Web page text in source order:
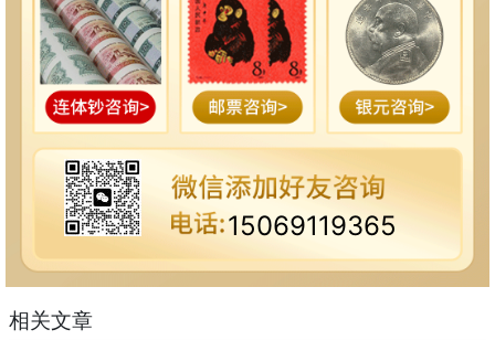
15069119365
相关文章